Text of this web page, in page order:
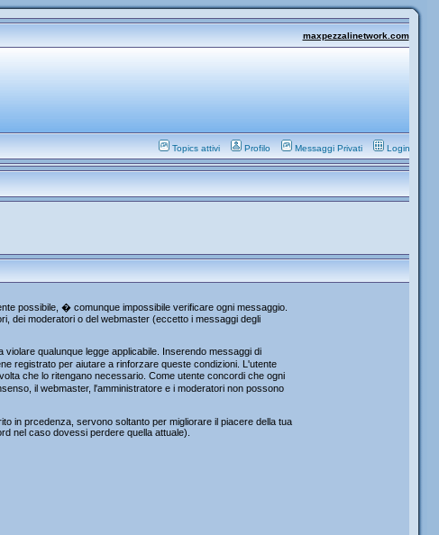
maxpezzalinetwork.com
Topics attivi Profilo Messaggi Privati Login
possibile, � comunque impossibile verificare ogni messaggio.
dei moderatori o del webmaster (eccetto i messaggi degli
qualunque legge applicabile. Inserendo messaggi di
registrato per aiutare a rinforzare queste condizioni. L'utente
che lo ritengano necessario. Come utente concordi che ogni
il webmaster, l'amministratore e i moderatori non possono
in prcedenza, servono soltanto per migliorare il piacere della tua
nel caso dovessi perdere quella attuale).